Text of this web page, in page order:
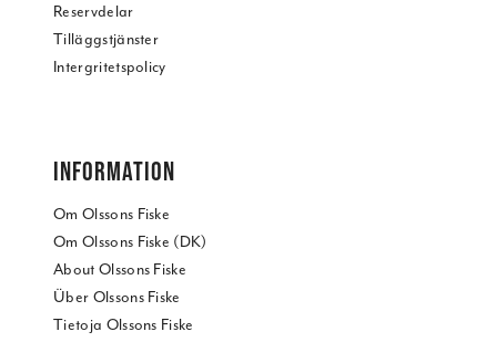
Reservdelar
Tilläggstjänster
Intergritetspolicy
INFORMATION
Om Olssons Fiske
Om Olssons Fiske (DK)
About Olssons Fiske
Über Olssons Fiske
Tietoja Olssons Fiske